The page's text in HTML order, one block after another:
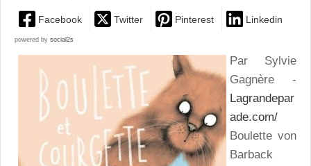
Facebook Twitter Pinterest Linkedin
powered by social2s
Par Sylvie
Gagnère -
Lagrandepar
ade.com/
Boulette von
Barback